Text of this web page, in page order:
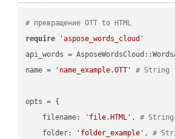
# превращение OTT to HTML
require
'aspose_words_cloud'
api_words =
name =
'name_example.OTT' # String |
opts = {
    filename:
'file.HTML' , #
    folder:
'folder_example' , #